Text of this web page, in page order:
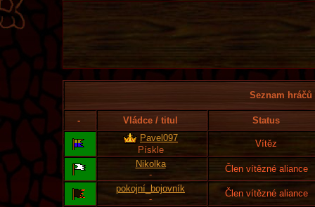
Seznam
- Vládce / titul
Status
Pavel097
Pískle
Vítěz
Nikolka
-
Člen vítězné aliance
pokojní_bojovník
-
Člen vítězné aliance